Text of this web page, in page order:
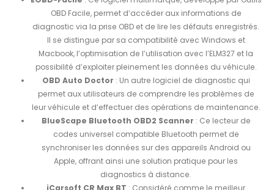
OBD Facile, permet d’accéder aux informations de
diagnostic via la prise OBD et de lire les défauts enregistrés.
Il se distingue par sa compatibilité avec Windows et
Macbook, l’optimisation de l’utilisation avec l’ELM327 et la
possibilité d’exploiter pleinement les données du véhicule.
OBD Auto Doctor : Un autre logiciel de diagnostic qui
permet aux utilisateurs de comprendre les problèmes de
leur véhicule et d’effectuer des opérations de maintenance.
BlueScape Bluetooth OBD2 Scanner : Ce lecteur de
codes universel compatible Bluetooth permet de
synchroniser les données sur des appareils Android ou
Apple, offrant ainsi une solution pratique pour les
diagnostics à distance.
iCarsoft CR Max BT : Considéré comme le meilleur